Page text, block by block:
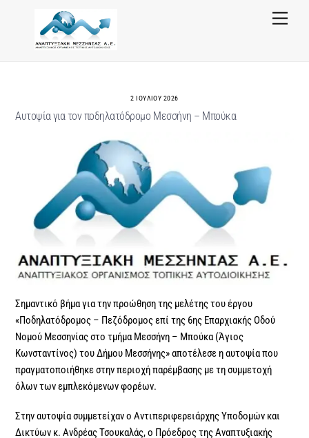
Menu
2 ΙΟΥΛΊΟΥ 2026
Αυτοψία για τον ποδηλατόδρομο Μεσσήνη – Μπούκα
Σημαντικό βήμα για την προώθηση της μελέτης του έργου
«Ποδηλατόδρομος – Πεζόδρομος επί της 6ης Επαρχιακής Οδού
Νομού Μεσσηνίας στο τμήμα Μεσσήνη – Μπούκα (Άγιος
Κωνσταντίνος) του Δήμου Μεσσήνης» αποτέλεσε η αυτοψία που
πραγματοποιήθηκε στην περιοχή παρέμβασης με τη συμμετοχή
όλων των εμπλεκόμενων φορέων.
Στην αυτοψία συμμετείχαν ο Αντιπεριφερειάρχης Υποδομών και
Δικτύων κ. Ανδρέας Τσουκαλάς, ο Πρόεδρος της Αναπτυξιακής